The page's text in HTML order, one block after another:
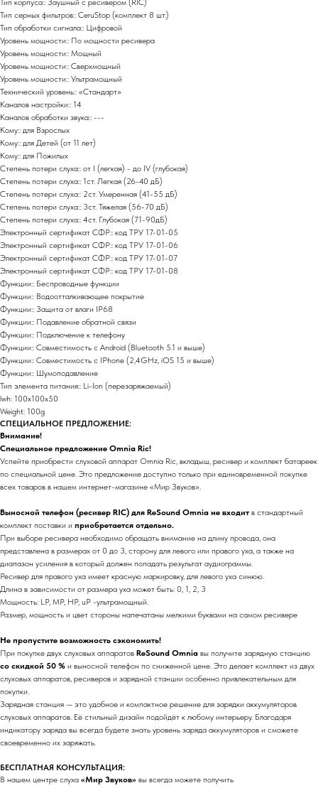
Тип корпуса:: Заушный c ресивером (RIC)
Тип серных фильтров:: CeruStop (комплект 8 шт.)
Тип обработки сигнала:: Цифровой
Уровень мощности:: По мощности ресивера
Уровень мощности:: Мощный
Уровень мощности:: Сверхмощный
Уровень мощности:: Ультрамощный
Технический уровень:: «Стандарт»
Каналов настройки:: 14
Каналов обработки звука:: ---
Кому:: для Взрослых
Кому:: для Детей (от 11 лет)
Кому:: для Пожилых
Степень потери слуха:: от I (легкая) - до IV (глубокая)
Степень потери слуха:: 1ст. Легкая (26-40 дБ)
Степень потери слуха:: 2ст. Умеренная (41-55 дБ)
Степень потери слуха:: 3ст. Тяжелая (56-70 дБ)
Степень потери слуха:: 4ст. Глубокая (71-90дБ)
Электронный сертификат СФР:: код ТРУ 17-01-05
Электронный сертификат СФР:: код ТРУ 17-01-06
Электронный сертификат СФР:: код ТРУ 17-01-07
Электронный сертификат СФР:: код ТРУ 17-01-08
Функции:: Беспроводные функции
Функции:: Водоотталкивающее покрытие
Функции:: Защита от влаги IP68
Функции:: Подавление обратной связи
Функции:: Подключение к телефону
Функции:: Совместимость с Android (Bluetooth 5.1 и выше)
Функции:: Совместимость с IPhone (2,4GHz, iOS 15 и выше)
Функции:: Шумоподавление
Тип элемента питания:: Li-Ion (перезаряжаемый)
lwh: 100x100x50
Weight: 100g
СПЕЦИАЛЬНОЕ ПРЕДЛОЖЕНИЕ:
Внимание!
Специальное предложение Omnia Ric!
Успейте приобрести слуховой аппарат Omnia Ric, вкладыш, ресивер и комплект батареек
по специальной цене. Это предложение доступно только при единовременной покупке
всех товаров в нашем интернет-магазине «Мир Звуков».
Выносной телефон (ресивер RIC) для ReSound Omnia не входит в стандартный
комплект поставки и приобретается отдельно.
При выборе ресивера необходимо обращать внимание на длину провода, она
представлена в размерах от 0 до 3, сторону для левого или правого уха, а также на
диапазон усиления в который должен попадать результат аудиограммы.
Ресивер для правого уха имеет красную маркировку, для левого уха синюю.
Длина в зависимости от размера уха может быть: 0, 1, 2, 3
Мощность: LP, MP, HP, uP -ультрамощный.
Размер, мощность и цвет стороны напечатаны мелкими буквами на самом ресивере
Не пропустите возможность сэкономить!
При покупке двух слуховых аппаратов ReSound Omnia вы получите зарядную станцию
со скидкой 50 % и выносной телефон по сниженной цене. Это делает комплект из двух
слуховых аппаратов, ресиверов и зарядной станции особенно привлекательным для
покупки.
Зарядная станция — это удобное и компактное решение для зарядки аккумуляторов
слуховых аппаратов. Её стильный дизайн подойдёт к любому интерьеру. Благодаря
индикатору заряда вы всегда будете знать уровень заряда аккумуляторов и сможете
своевременно их заряжать.
БЕСПЛАТНАЯ КОНСУЛЬТАЦИЯ:
В нашем центре слуха «Мир Звуков» вы всегда можете получить